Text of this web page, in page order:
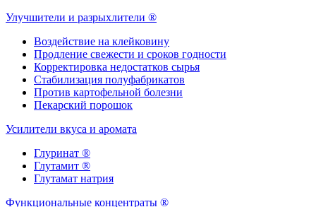
Улучшители и разрыхлители ®
Воздействие на клейковину
Продление свежести и сроков годности
Корректировка недостатков сырья
Стабилизация полуфабрикатов
Против картофельной болезни
Пекарский порошок
Усилители вкуса и аромата
Глуринат ®
Глутамит ®
Глутамат натрия
Функциональные концентраты ®